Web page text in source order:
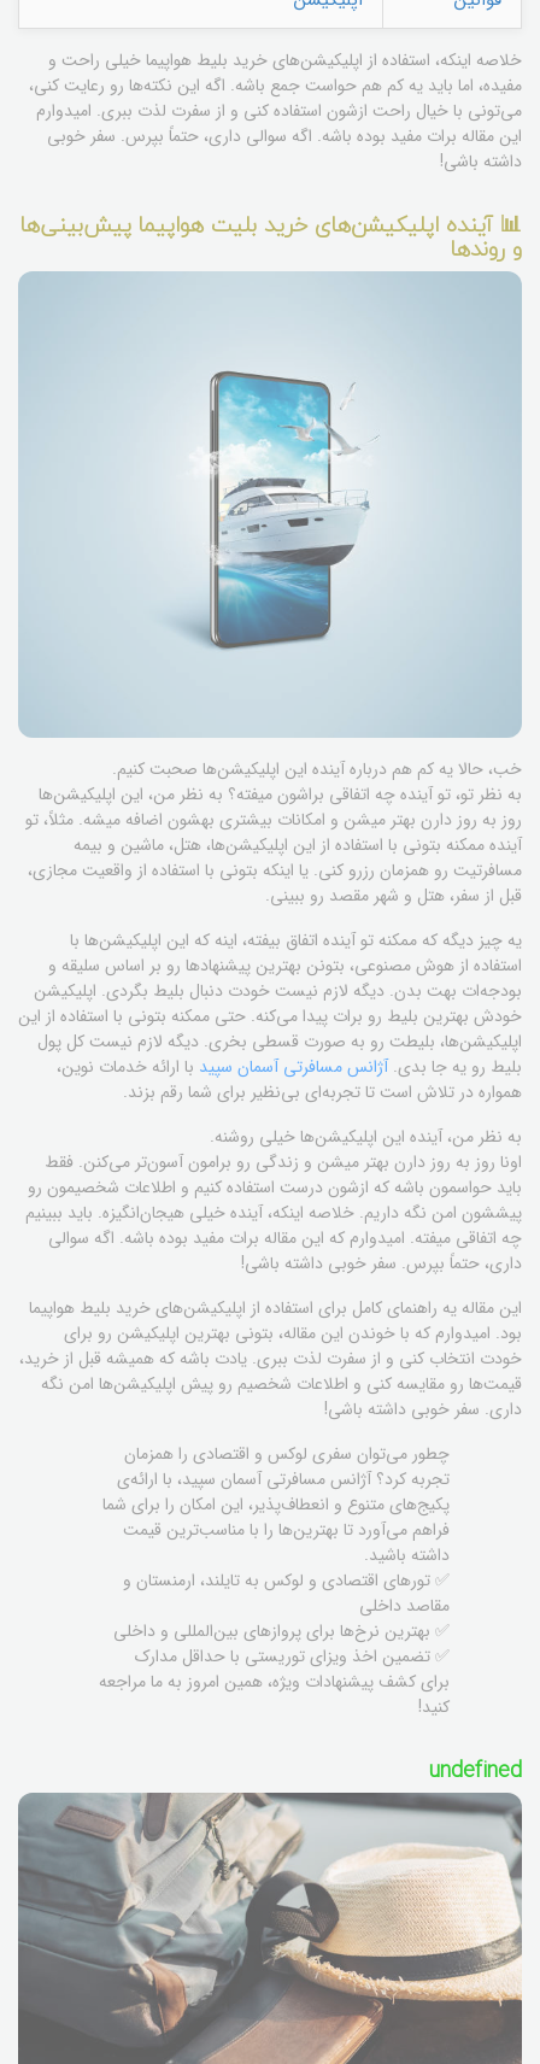
خلاصه اینکه، استفاده از اپلیکیشن‌های خرید بلیط هواپیما خیلی راحت و
مفیده، اما باید یه کم هم حواست جمع باشه. اگه این نکته‌ها رو رعایت کنی،
می‌تونی با خیال راحت ازشون استفاده کنی و از سفرت لذت ببری. امیدوارم
این مقاله برات مفید بوده باشه. اگه سوالی داری، حتماً بپرس. سفر خوبی
داشته باشی!
📊 آینده اپلیکیشن‌های خرید بلیت هواپیما پیش‌بینی‌ها
و روندها
خب، حالا یه کم هم درباره آینده این اپلیکیشن‌ها صحبت کنیم.
به نظر تو، تو آینده چه اتفاقی براشون میفته؟ به نظر من، این اپلیکیشن‌ها
روز به روز دارن بهتر میشن و امکانات بیشتری بهشون اضافه میشه. مثلاً، تو
آینده ممکنه بتونی با استفاده از این اپلیکیشن‌ها، هتل، ماشین و بیمه
مسافرتیت رو همزمان رزرو کنی. یا اینکه بتونی با استفاده از واقعیت مجازی،
قبل از سفر، هتل و شهر مقصد رو ببینی.
یه چیز دیگه که ممکنه تو آینده اتفاق بیفته، اینه که این اپلیکیشن‌ها با
استفاده از هوش مصنوعی، بتونن بهترین پیشنهادها رو بر اساس سلیقه و
بودجه‌ات بهت بدن. دیگه لازم نیست خودت دنبال بلیط بگردی. اپلیکیشن
خودش بهترین بلیط رو برات پیدا می‌کنه. حتی ممکنه بتونی با استفاده از این
اپلیکیشن‌ها، بلیطت رو به صورت قسطی بخری. دیگه لازم نیست کل پول
بلیط رو یه جا بدی.آژانس مسافرتی آسمان سپید با ارائه خدمات نوین،
همواره در تلاش است تا تجربه‌ای بی‌نظیر برای شما رقم بزند.
به نظر من، آینده این اپلیکیشن‌ها خیلی روشنه.
اونا روز به روز دارن بهتر میشن و زندگی رو برامون آسون‌تر می‌کنن. فقط
باید حواسمون باشه که ازشون درست استفاده کنیم و اطلاعات شخصیمون رو
پیششون امن نگه داریم. خلاصه اینکه، آینده خیلی هیجان‌انگیزه. باید ببینیم
چه اتفاقی میفته. امیدوارم که این مقاله برات مفید بوده باشه. اگه سوالی
داری، حتماً بپرس. سفر خوبی داشته باشی!
این مقاله یه راهنمای کامل برای استفاده از اپلیکیشن‌های خرید بلیط هواپیما
بود. امیدوارم که با خوندن این مقاله، بتونی بهترین اپلیکیشن رو برای
خودت انتخاب کنی و از سفرت لذت ببری. یادت باشه که همیشه قبل از خرید،
قیمت‌ها رو مقایسه کنی و اطلاعات شخصیم رو پیش اپلیکیشن‌ها امن نگه
داری. سفر خوبی داشته باشی!
چطور می‌توان سفری لوکس و اقتصادی را همزمان
تجربه کرد؟ آژانس مسافرتی آسمان سپید، با ارائه‌ی
پکیج‌های متنوع و انعطاف‌پذیر، این امکان را برای شما
فراهم می‌آورد تا بهترین‌ها را با مناسب‌ترین قیمت
داشته باشید.
✅ تورهای اقتصادی و لوکس به تایلند، ارمنستان و
مقاصد داخلی
✅ بهترین نرخ‌ها برای پروازهای بین‌المللی و داخلی
✅ تضمین اخذ ویزای توریستی با حداقل مدارک
برای کشف پیشنهادات ویژه، همین امروز به ما مراجعه
کنید!
undefined